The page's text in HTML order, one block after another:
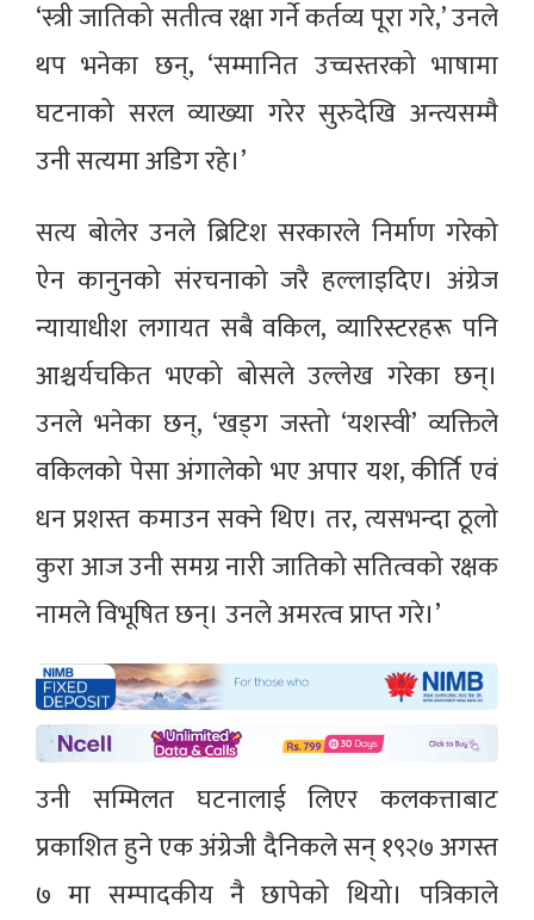
‘स्त्री जातिको सतीत्व रक्षा गर्ने कर्तव्य पूरा गरे,’ उनले
थप भनेका छन्, ‘सम्मानित उच्चस्तरको भाषामा
घटनाको सरल व्याख्या गरेर सुरुदेखि अन्त्यसम्मै
उनी सत्यमा अडिग रहे।’
सत्य बोलेर उनले ब्रिटिश सरकारले निर्माण गरेको
ऐन कानुनको संरचनाको जरै हल्लाइदिए। अंग्रेज
न्यायाधीश लगायत सबै वकिल, व्यारिस्टरहरू पनि
आश्चर्यचकित भएको बोसले उल्लेख गरेका छन्।
उनले भनेका छन्, ‘खड्ग जस्तो ‘यशस्वी’ व्यक्तिले
वकिलको पेसा अंगालेको भए अपार यश, कीर्ति एवं
धन प्रशस्त कमाउन सक्ने थिए। तर, त्यसभन्दा ठूलो
कुरा आज उनी समग्र नारी जातिको सतित्वको रक्षक
नामले विभूषित छन्। उनले अमरत्व प्राप्त गरे।’
उनी सम्मिलत घटनालाई लिएर कलकत्ताबाट
प्रकाशित हुने एक अंग्रेजी दैनिकले सन् १९२७ अगस्त
७ मा सम्पादकीय नै छापेको थियो। पत्रिकाले